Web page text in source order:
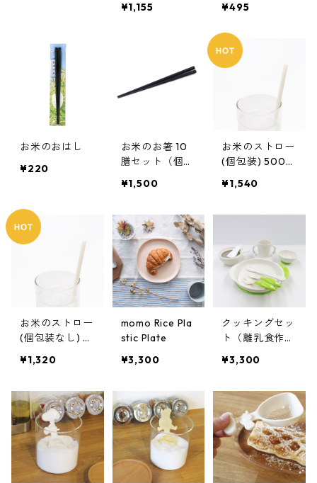
¥1,155
¥495
お米のおはし
¥220
お米のお箸 10
膳セット（個包
¥1,500
お米のストロー
(個包装) 500本
¥1,540
お米のストロー
(個包装なし) 5
¥1,320
momo Rice Pla
stic Plate
¥3,300
クッキングセッ
ト（離乳食作り
¥3,300